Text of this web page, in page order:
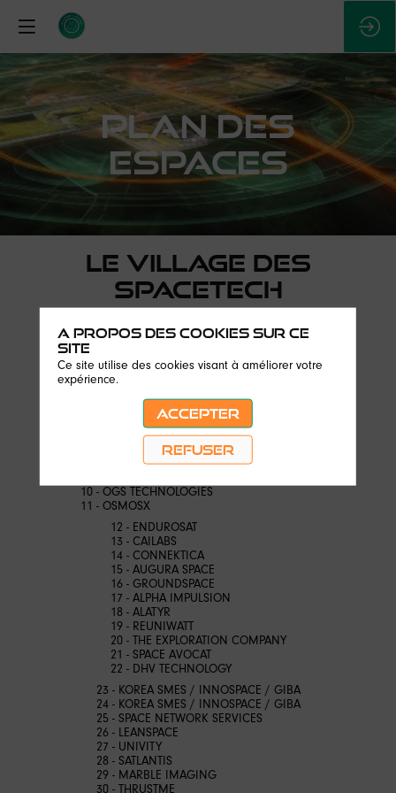
PLAN DES
ESPACES
LE VILLAGE DES
SPACETECH
NIVEAU 0
1 - CELESTORY KUBB
2 - SCOTTISH DEVELOPMENT INTERNATIONAL
4 - SPACELOCKER
8 - GREENERWAVE
10 - OGS TECHNOLOGIES
11 - OSMOSX
12 - ENDUROSAT
13 - CAILABS
14 - CONNEKTICA
15 - AUGURA SPACE
16 - GROUNDSPACE
17 - ALPHA IMPULSION
18 - ALATYR
19 - REUNIWATT
20 - THE EXPLORATION COMPANY
21 - SPACE AVOCAT
22 - DHV TECHNOLOGY
23 - KOREA SMES / INNOSPACE / GIBA
24 - KOREA SMES / INNOSPACE / GIBA
25 - SPACE NETWORK SERVICES
26 - LEANSPACE
27 - UNIVITY
28 - SATLANTIS
29 - MARBLE IMAGING
30 - THRUSTME
A propos des cookies sur ce
site
Ce site utilise des cookies visant à améliorer votre
expérience.
ACCEPTER
REFUSER